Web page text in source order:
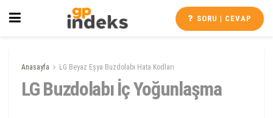
SORU | CEVAP
Anasayfa LG Beyaz Eşya Buzdolabı Hata Kodları
LG Buzdolabı İç Yoğunlaşma